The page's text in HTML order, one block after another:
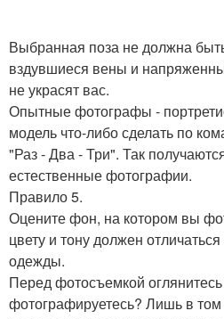
Выбранная поза не должна
вздувшиеся вены и
не украсят вас.
Опытные фотографы -
модель что-либо сделать по
"Раз - Два - Три". Так
естественные фотографии.
Правило 5.
Оцените фон, на котором вы
цвету и тону должен
одежды.
Перед фотосъемкой
фотографируетесь? Лишь в том